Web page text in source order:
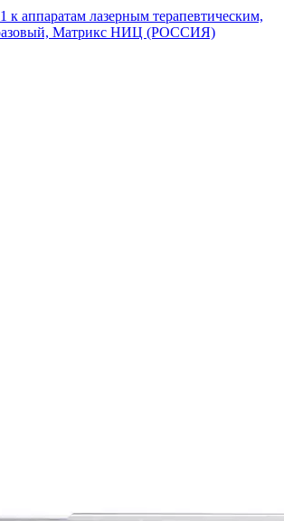
аппаратам лазерным терапевтическим,
Матрикс НИЦ (РОССИЯ)